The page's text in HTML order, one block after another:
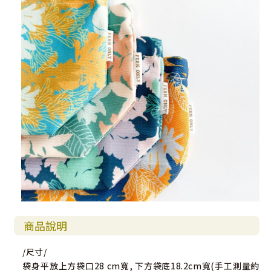
商品說明
/尺寸/
袋身平放上方袋口28 cm寬, 下方袋底18.2cm寬(手工測量約